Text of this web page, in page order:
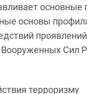
основные
основы
Сил
терроризму